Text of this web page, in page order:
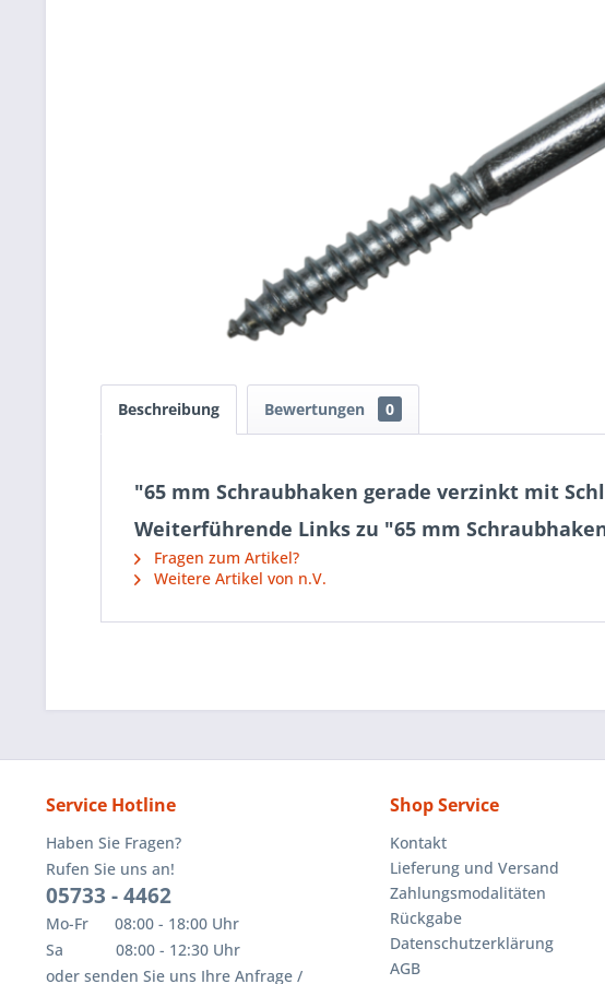
Beschreibung Bewertungen 0
"65 mm Schraubhaken gerade verzinkt mit
Weiterführende Links zu "65 mm
Fragen zum Artikel?
Weitere Artikel von n.V.
Service Hotline
Haben Sie Fragen?
Rufen Sie uns an!
05733 - 4462
Mo-Fr 08:00 - 18:00 Uhr
Sa 08:00 - 12:30 Uhr
oder senden Sie uns Ihre Anfrage /
Shop Service
Kontakt
Lieferung und Versand
Zahlungsmodalitäten
Rückgabe
Datenschutzerklärung
AGB